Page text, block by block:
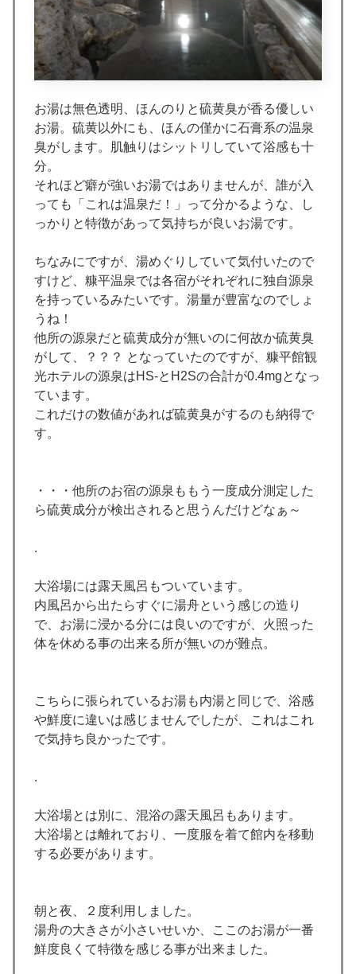
お湯は無色透明、ほんのりと硫黄臭が香る優しい
お湯。硫黄以外にも、ほんの僅かに石膏系の温泉
臭がします。肌触りはシットリしていて浴感も十
分。
それほど癖が強いお湯ではありませんが、誰が入
っても「これは温泉だ！」って分かるような、し
っかりと特徴があって気持ちが良いお湯です。
ちなみにですが、湯めぐりしていて気付いたので
すけど、糠平温泉では各宿がそれぞれに独自源泉
を持っているみたいです。湯量が豊富なのでしょ
うね！
他所の源泉だと硫黄成分が無いのに何故か硫黄臭
がして、？？？ となっていたのですが、糠平館観
光ホテルの源泉はHS-とH2Sの合計が0.4mgとなっ
ています。
これだけの数値があれば硫黄臭がするのも納得で
す。
・・・他所のお宿の源泉ももう一度成分測定した
ら硫黄成分が検出されると思うんだけどなぁ～
.
大浴場には露天風呂もついています。
内風呂から出たらすぐに湯舟という感じの造り
で、お湯に浸かる分には良いのですが、火照った
体を休める事の出来る所が無いのが難点。
こちらに張られているお湯も内湯と同じで、浴感
や鮮度に違いは感じませんでしたが、これはこれ
で気持ち良かったです。
.
大浴場とは別に、混浴の露天風呂もあります。
大浴場とは離れており、一度服を着て館内を移動
する必要があります。
朝と夜、２度利用しました。
湯舟の大きさが小さいせいか、ここのお湯が一番
鮮度良くて特徴を感じる事が出来ました。